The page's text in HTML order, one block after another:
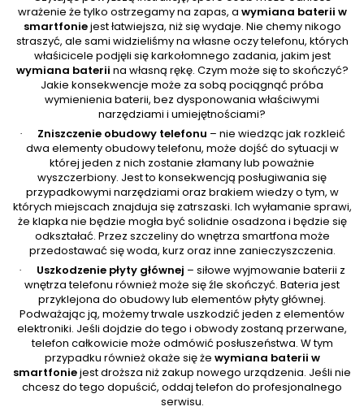
wrażenie że tylko ostrzegamy na zapas, a wymiana baterii w
smartfoniejest łatwiejsza, niż się wydaje. Nie chemy nikogo
straszyć, ale sami widzieliśmy na własne oczy telefonu, których
właśicicele podjęli się karkołomnego zadania, jakim jest
wymiana baterii na własną rękę. Czym może się to skończyć?
Jakie konsekwencje może za sobą pociągnąć próba
wymienienia baterii, bez dysponowania właściwymi
narzędziami i umiejętnościami?
· Zniszczenie obudowy telefonu – nie wiedząc jak rozkleić
dwa elementy obudowy telefonu, może dojść do sytuacji w
której jeden z nich zostanie złamany lub poważnie
wyszczerbiony. Jest to konsekwencją posługiwania się
przypadkowymi narzędziami oraz brakiem wiedzy o tym, w
których miejscach znajduja się zatrszaski. Ich wyłamanie sprawi,
że klapka nie będzie mogła być solidnie osadzona i będzie się
odkształać. Przez szczeliny do wnętrza smartfona może
przedostawać się woda, kurz oraz inne zanieczyszczenia.
· Uszkodzenie płyty głównej – siłowe wyjmowanie baterii z
wnętrza telefonu również może się źle skończyć. Bateria jest
przyklejona do obudowy lub elementów płyty głównej.
Podważając ją, możemy trwale uszkodzić jeden z elementów
elektroniki. Jeśli dojdzie do tego i obwody zostaną przerwane,
telefon całkowicie może odmówić posłuszeństwa. W tym
przypadku również okaże się że wymiana baterii w
smartfoniejest droższa niż zakup nowego urządzenia. Jeśli nie
chcesz do tego dopuścić, oddaj telefon do profesjonalnego
serwisu.